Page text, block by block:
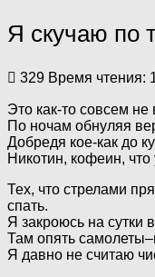
Я скучаю по
329 Время чтения:
Это как-то совсем не
По ночам обнуляя
Добредя кое-как до
Никотин, кофеин, что
Тех, что стрелами
спать.
Я закроюсь на сутки
Там опять
Я давно не считаю